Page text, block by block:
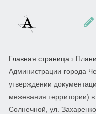
Главная страница ›
Администрации города
утверждении
межевания территории)
Солнечной, ул.